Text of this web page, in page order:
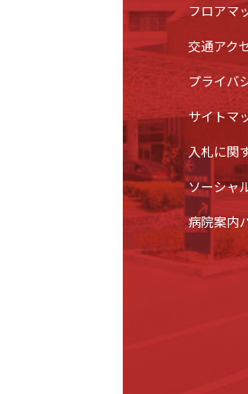
フロアマ
交通アク
プライバ
サイトマ
入札に関
ソーシャ
病院案内